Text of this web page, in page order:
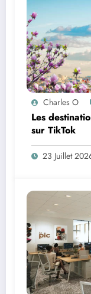
Charles O
Les
sur TikTok
23 Juillet